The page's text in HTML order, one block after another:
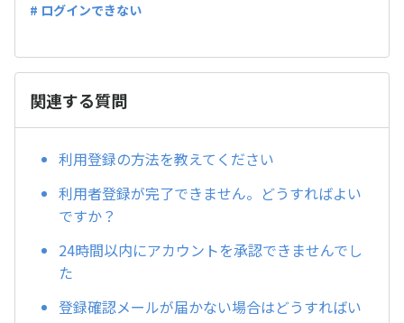
# ログインできない
関連する質問
利用登録の方法を教えてください
利用者登録が完了できません。どうすればよい
ですか？
24時間以内にアカウントを承認できませんでし
た
登録確認メールが届かない場合はどうすればい